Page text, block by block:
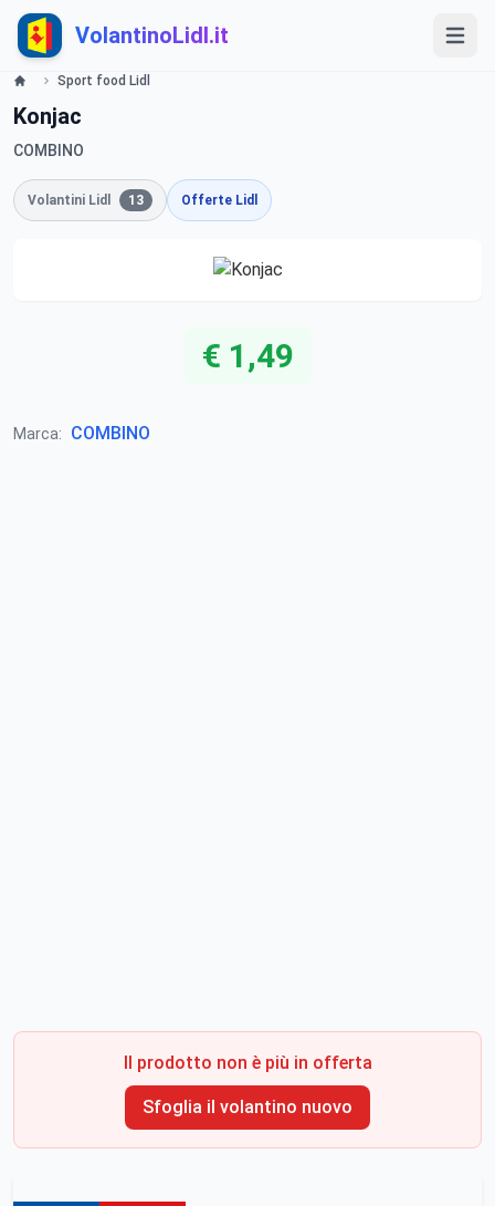
VolantinoLidl.it
Sport food Lidl
Konjac
COMBINO
Volantini Lidl 13 Offerte Lidl
€ 1,49
Marca: COMBINO
Il prodotto non è più in offerta
Sfoglia il volantino nuovo